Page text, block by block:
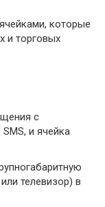
которые
и торговых
с
и ячейка
телевизор) в